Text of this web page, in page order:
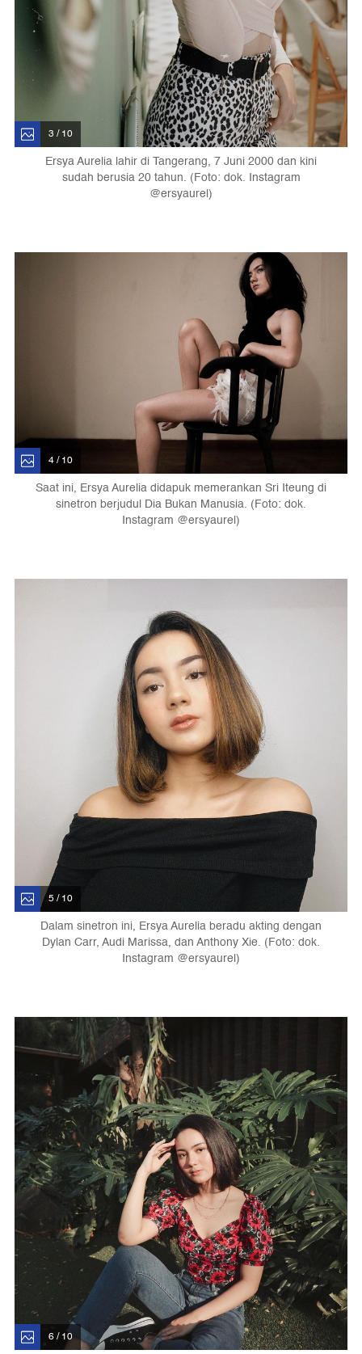
3 / 10
Ersya Aurelia lahir di Tangerang, 7 Juni 2000 dan kini
sudah berusia 20 tahun. (Foto: dok. Instagram
@ersyaurel)
4 / 10
Saat ini, Ersya Aurelia didapuk memerankan Sri Iteung di
sinetron berjudul Dia Bukan Manusia. (Foto: dok.
Instagram @ersyaurel)
5 / 10
Dalam sinetron ini, Ersya Aurelia beradu akting dengan
Dylan Carr, Audi Marissa, dan Anthony Xie. (Foto: dok.
Instagram @ersyaurel)
6 / 10